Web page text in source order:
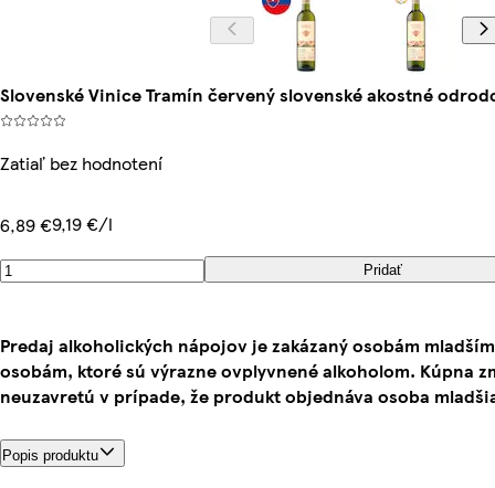
Slovenské Vinice Tramín červený slovenské akostné
Zatiaľ bez hodnotení
6,89 €9,19 €/l
Pridať
Predaj alkoholických nápojov je zakázaný osobám
osobám, ktoré sú výrazne ovplyvnené alkoholom. Kúpna
neuzavretú v prípade, že produkt objednáva osoba
Popis produktu